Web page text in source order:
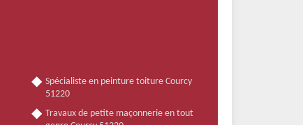
Spécialiste en peinture toiture Courcy
51220
Travaux de petite maçonnerie en tout